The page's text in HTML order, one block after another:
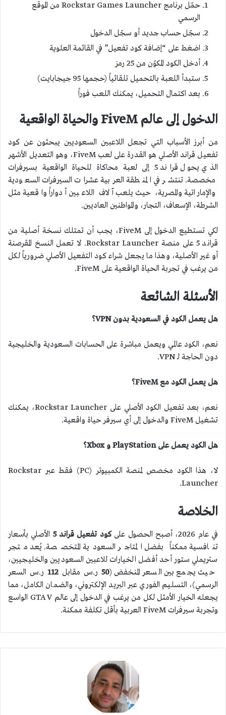
حمّل برنامج Rockstar Games Launcher من الموقع
الرسمي
سجّل حساب جديد أو سجّل الدخول
اضغط على “إضافة كود تفعيل” في القائمة العلوية
أدخل الكود المكوّن من 25 رمز
ستبدأ اللعبة بالتحميل تلقائياً (حجمها 95 جيجابايت)
بعد اكتمال التحميل، يمكنك اللعب فوراً
الدخول إلى عالم FiveM والحياة الواقعية
من أبرز الأسباب التي تجعل اللاعبين السعوديين يبحثون عن كود
تفعيل قراند الأصلي هو القدرة على لعب FiveM، وهو التعديل الأشهر
الذي يحول قراند 5 إلى لعبة محاكاة للحياة الواقعية بسيرفرات
مخصصة. تنتشر في المنطقة العربية عشرات السيرفرات السعودية
والإماراتية والمصرية، حيث يلعب آلاف اللاعبين أدواراً واقعية مثل
الشرطة، الإسعاف، التجار، والمواطنين العاديين.
لكي تستطيع الدخول إلى FiveM، يجب أن تمتلك نسخة أصلية من
قراند 5 على منصة Rockstar Launcher. لا تعمل النسخ المقرصنة
أو غير الأصلية، وهذا ما يجعل شراء كود التفعيل الأصلي ضرورياً لكل
من يرغب في تجربة الحياة الواقعية على FiveM.
الأسئلة الشائعة
هل يعمل الكود في السعودية بدون VPN؟
نعم، الكود عالمي ويعمل مباشرة على الحسابات السعودية والخليجية
دون الحاجة لـ VPN.
هل يعمل الكود مع FiveM؟
نعم، بعد تفعيل الكود الأصلي على Rockstar Launcher، يمكنك
تشغيل FiveM والدخول إلى أي سيرفر حياة واقعية.
هل الكود يعمل على PlayStation و Xbox؟
لا، هذا الكود مخصص لمنصة الكمبيوتر (PC) فقط عبر Rockstar
Launcher.
الخلاصة
في عام 2026، أصبح الحصول على كود تفعيل قراند 5
الأصلي بأسعار
تنافسية ممكناً بفضل المتاجر السعودية المتخصصة. يُعد متجر
ستريملي ستور أحد أفضل الخيارات للاعبين السعوديين والخليجيين،
حيث يجمع بين السعر المنخفض (50 ر.س مقابل 112 ر.س السعر
الرسمي)، التسليم الفوري عبر البريد الإلكتروني، والضمان الكامل، مما
يجعله الخيار الأمثل لكل من يرغب في الدخول إلى عالم GTA V الواسع
وتجربة سيرفرات FiveM العربية بأقل تكلفة ممكنة.